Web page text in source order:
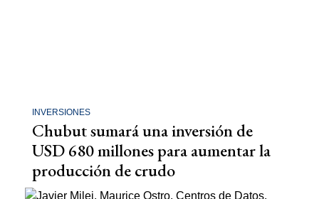
INVERSIONES
Chubut sumará una inversión de
USD 680 millones para aumentar la
producción de crudo